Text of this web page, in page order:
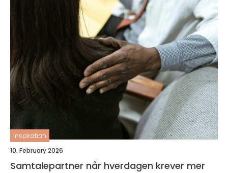
inspiration
10. February 2026
Samtalepartner når hverdagen krever mer